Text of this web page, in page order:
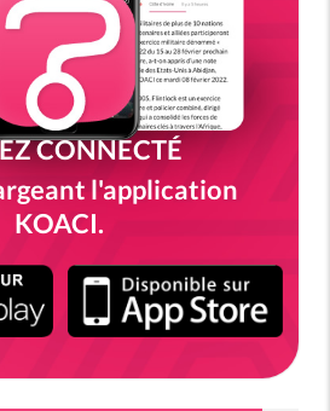
CONNECTÉ
l'application
KOACI.